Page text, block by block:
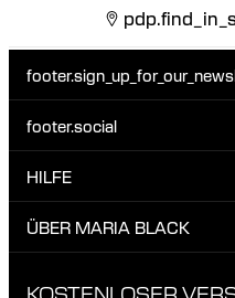
Melde dich für unseren
footer.social
INSTAGRAM
TIKTOK
HILFE
KUNDENSERVICE &
ÜBER MARIA BLACK
KOSTENLOSER